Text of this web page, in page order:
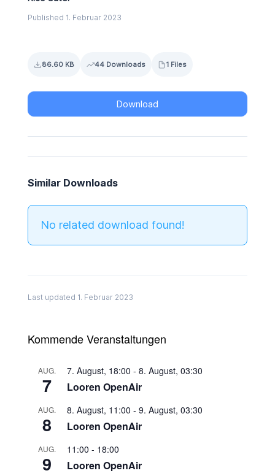
Published 1. Februar 2023
86.60 KB 44 Downloads 1 Files
Download
Similar Downloads
No related download found!
Last updated 1. Februar 2023
Kommende Veranstaltungen
AUG.
7
7. August, 18:00 - 8. August, 03:30
Looren OpenAir
AUG.
8
8. August, 11:00 - 9. August, 03:30
Looren OpenAir
AUG.
9
11:00 - 18:00
Looren OpenAir